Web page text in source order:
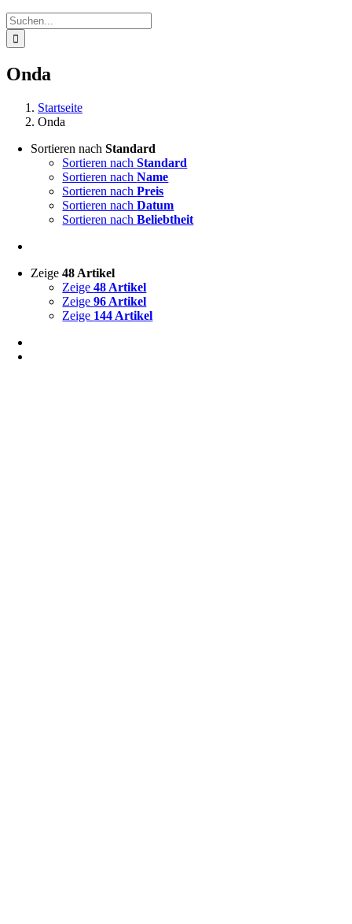
Suche
nach:
Onda
Startseite
Onda
Sortieren nachStandard
Sortieren nachStandard
Sortieren nachName
Sortieren nachPreis
Sortieren nachDatum
Sortieren nachBeliebtheit
Zeige48 Artikel
Zeige48 Artikel
Zeige96 Artikel
Zeige 144 Artikel